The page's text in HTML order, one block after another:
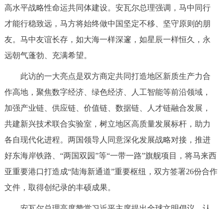
高水平战略性命运共同体建设。安瓦尔总理强调，马中同行
才能行稳致远，马方将始终做中国坚定不移、坚守原则的朋
友。马中友谊长存，如大海一样深邃，如星辰一样恒久，永
远朝气蓬勃、充满希望。
此访的一大亮点是双方商定共同打造地区新质生产力合
作高地，聚焦数字经济、绿色经济、人工智能等前沿领域，
加强产业链、供应链、价值链、数据链、人才链融合发展，
共建新兴技术联合实验室，树立地区高质量发展标杆，助力
各自现代化进程。两国领导人同意深化发展战略对接，推进
好东海岸铁路、“两国双园”等“一带一路”旗舰项目，将马来西
亚重要港口打造成“陆海新通道”重要枢纽，双方签署26份合作
文件，取得创纪录的丰硕成果。